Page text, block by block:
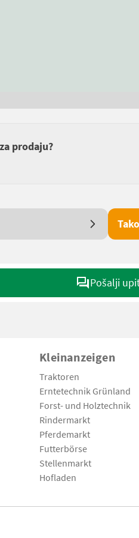
prodaju?
Pošalji
Kleinanzeigen
Traktoren
Erntetechnik Grünland
Forst- und Holztechnik
Rindermarkt
Pferdemarkt
Futterbörse
Stellenmarkt
Hofladen